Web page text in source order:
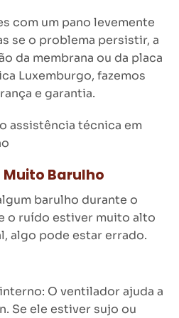
com um pano levemente
se o problema persistir, a
da membrana ou da placa
Luxemburgo, fazemos
e garantia.
assistência técnica em
Muito Barulho
barulho durante o
o ruído estiver muito alto
algo pode estar errado.
O ventilador ajuda a
Se ele estiver sujo ou